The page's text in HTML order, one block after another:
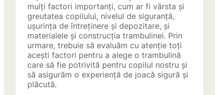
mulți factori importanți, cum ar fi vârsta și
greutatea copilului, nivelul de siguranță,
ușurința de întreținere și depozitare, și
materialele și construcția trambulinei. Prin
urmare, trebuie să evaluăm cu atenție toți
acești factori pentru a alege o trambulină
care să fie potrivită pentru copilul nostru și
să asigurăm o experiență de joacă sigură și
plăcută.